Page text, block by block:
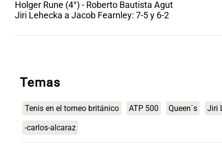
Holger Rune (4°) - Roberto Bautista Agut
Jiri Lehecka a Jacob Fearnley: 7-5 y 6-2
Temas
Tenis en el torneo británico ATP 500 Queen´s Jiri
-carlos-alcaraz